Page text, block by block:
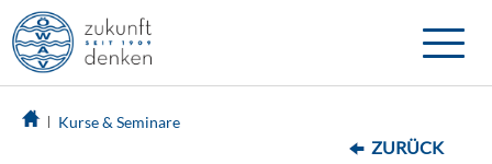
Toggle
Kurse & Seminare
ZURÜCK